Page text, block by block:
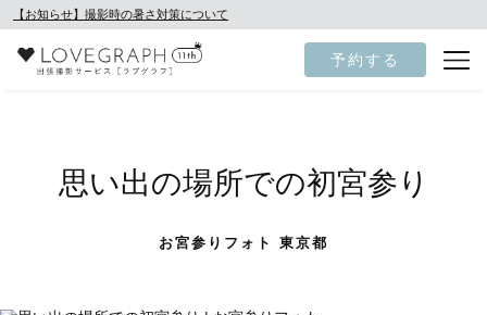
【お知らせ】撮影時の暑さ対策について
予約する
思い出の場所での初宮参り
お宮参りフォト 東京都